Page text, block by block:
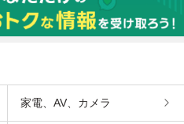
家電、AV、カメラ